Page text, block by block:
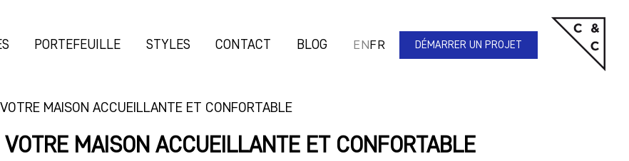
PORTEFEUILLE STYLES CONTACT BLOG ENFR DÉMARRER UN PROJET
MAISON ACCUEILLANTE ET CONFORTABLE
MAISON ACCUEILLANTE ET CONFORTABLE